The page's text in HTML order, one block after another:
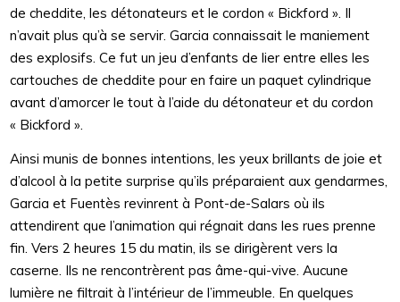
de cheddite, les détonateurs et le cordon « Bickford ». Il
n’avait plus qu’à se servir. Garcia connaissait le maniement
des explosifs. Ce fut un jeu d’enfants de lier entre elles les
cartouches de cheddite pour en faire un paquet cylindrique
avant d’amorcer le tout à l’aide du détonateur et du cordon
« Bickford ».
Ainsi munis de bonnes intentions, les yeux brillants de joie et
d’alcool à la petite surprise qu’ils préparaient aux gendarmes,
Garcia et Fuentès revinrent à Pont-de-Salars où ils
attendirent que l’animation qui régnait dans les rues prenne
fin. Vers 2 heures 15 du matin, ils se dirigèrent vers la
caserne. Ils ne rencontrèrent pas âme-qui-vive. Aucune
lumière ne filtrait à l’intérieur de l’immeuble. En quelques